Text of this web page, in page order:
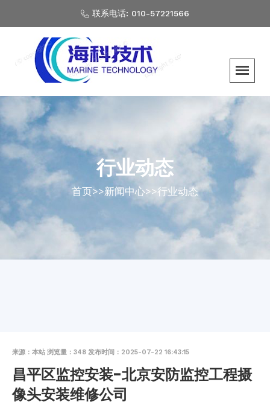
联系电话: 010-57221566
行业动态
首页>>新闻中心>>行业动态
来源：本站 浏览量：348 发布时间：2025-07-22 16:43:15
昌平区监控安装-北京安防监控工程摄
像头安装维修公司